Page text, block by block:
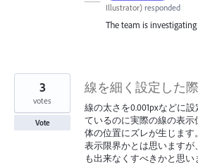
Illustrator) responded
The team is
線を細く設定した
線の太さを0.001pxなどに
ているのに実際の線の表
体の位置にズレが生じます。
表示限界かとは思います
も出来なくすべきかと思い
3
votes
Vote